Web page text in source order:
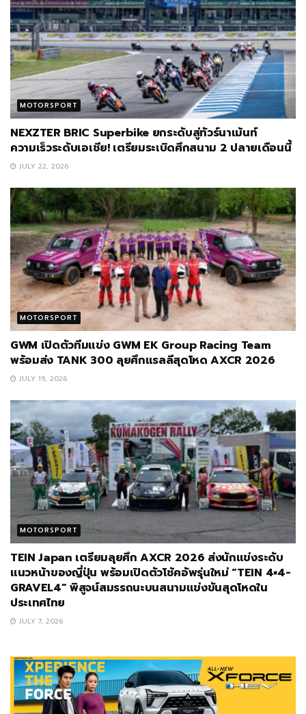
MOTORSPORT
NEXZTER BRIC Superbike ยกระดับสู่ทัวร์นาเม้นท์
ความเร็วระดับเอเชีย! เตรียมระเบิดศึกสนาม 2 ปลายเดือนนี้
JULY 22, 2026
MOTORSPORT
GWM เปิดตัวทีมแข่ง GWM EK Group Racing Team
พร้อมส่ง TANK 300 ลุยศึกแรลลีสุดโหด AXCR 2026
JULY 19, 2026
MOTORSPORT
TEIN Japan เตรียมลุยศึก AXCR 2026 ส่งนักแข่งระดับ
แนวหน้าของญี่ปุ่น พร้อมเปิดตัวโช้คอัพรุ่นใหม่ “TEIN 4×4-
GRAVEL4” พิสูจน์สมรรถนะบนสนามแข่งขันสุดโหดใน
ประเทศไทย
JULY 7, 2026